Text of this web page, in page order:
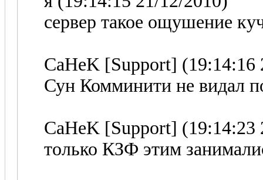
сервер такое ощушение
CaHeK [Support] (19:14:16
Сун Комминити не видал
CaHeK [Support] (19:14:23
только КЗФ этим